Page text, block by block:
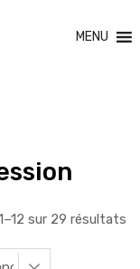
MENU
sur 29 résultats